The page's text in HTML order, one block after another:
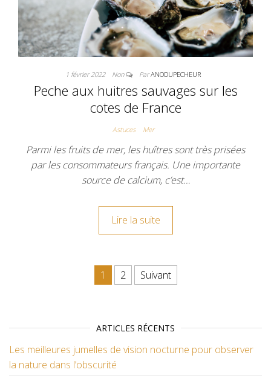
1 février 2022 Non ParANODUPECHEUR
Peche aux huitres sauvages sur les
cotes de France
Astuces Mer
Parmi les fruits de mer, les huîtres sont très prisées
par les consommateurs français. Une importante
source de calcium, c’est…
Lire la suite
Pagination des publications
1 2 Suivant
ARTICLES RÉCENTS
Les meilleures jumelles de vision nocturne pour observer
la nature dans l’obscurité